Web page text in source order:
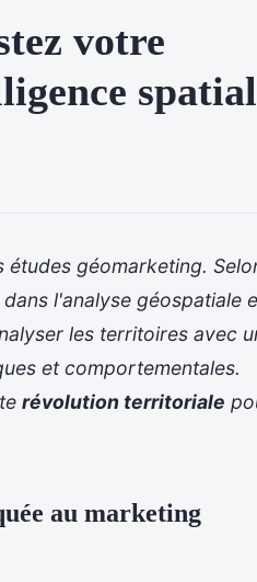
votre
études géomarketing.
l'analyse géospatiale
les territoires avec
et comportementales.
révolution territoriale
au marketing